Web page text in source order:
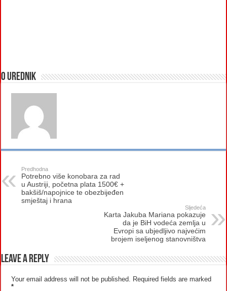
O urednik
Predhodna
Potrebno više konobara za rad
u Austriji, početna plata 1500€ +
bakšiš/napojnice te obezbijeđen
smještaj i hrana
Sljedeća
Karta Jakuba Mariana pokazuje
da je BiH vodeća zemlja u
Evropi sa ubjedljivo najvećim
brojem iseljenog stanovništva
Leave a Reply
Your email address will not be published.
Required fields are marked
*